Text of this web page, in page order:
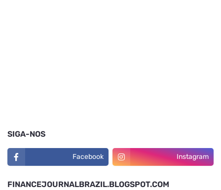
SIGA-NOS
Facebook Instagram
FINANCEJOURNALBRAZIL.BLOGSPOT.COM